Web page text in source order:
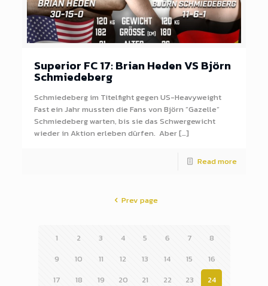
Superior FC 17: Brian Heden VS Björn
Schmiedeberg
Schmiedeberg im Titelfight gegen US-Heavyweight
Fast ein Jahr mussten die Fans von Björn ”Gazelle”
Schmiedeberg warten, bis sie das Schwergewicht
wieder in Aktion erleben dürfen. Aber […]
Read more
Prev page
1 2 3 4 5 6 7
8
9
10 11 12 13 14 15
16
17
18 19 20 21 22 23
24